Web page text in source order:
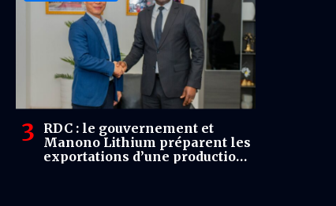
RDC : le gouvernement et
Manono Lithium préparent les
exportations d’une production